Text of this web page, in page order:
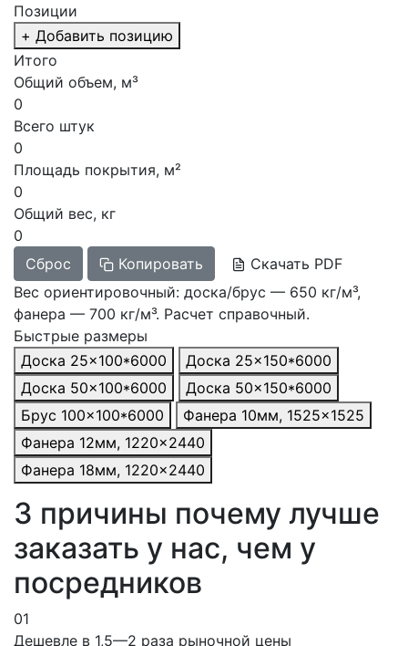
Позиции
+ Добавить позицию
Итого
Общий объем, м³
0
Всего штук
0
Площадь покрытия, м²
0
Общий вес, кг
0
Сброс
Копировать
Скачать PDF
Вес ориентировочный: доска/брус — 650 кг/м³,
фанера — 700 кг/м³. Расчет справочный.
Быстрые размеры
Доска 25×100*6000
Доска 25×150*6000
Доска 50×100*6000
Доска 50×150*6000
Брус 100×100*6000
Фанера 10мм, 1525×1525
Фанера 12мм, 1220×2440
Фанера 18мм, 1220×2440
3 причины почему лучше
заказать у нас, чем у
посредников
01
Дешевле в 1,5—2 раза рыночной цены